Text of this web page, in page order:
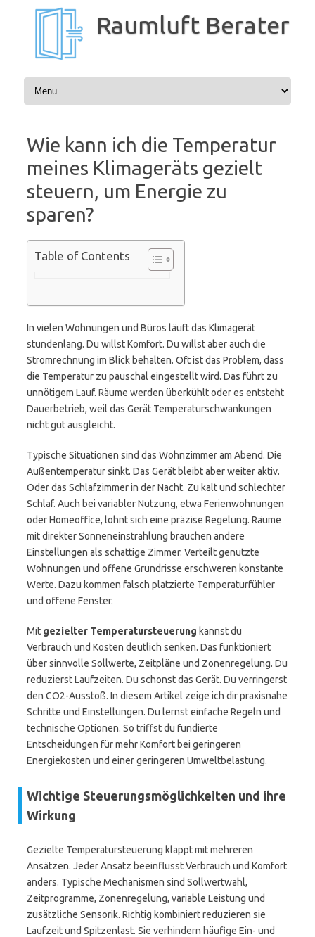
Inhalt
Raumluft Berater
Wie kann ich die Temperatur
meines Klimageräts gezielt
steuern, um Energie zu
sparen?
Table of Contents
In vielen Wohnungen und Büros läuft das Klimagerät
stundenlang. Du willst Komfort. Du willst aber auch die
Stromrechnung im Blick behalten. Oft ist das Problem, dass
die Temperatur zu pauschal eingestellt wird. Das führt zu
unnötigem Lauf. Räume werden überkühlt oder es entsteht
Dauerbetrieb, weil das Gerät Temperaturschwankungen
nicht gut ausgleicht.
Typische Situationen sind das Wohnzimmer am Abend. Die
Außentemperatur sinkt. Das Gerät bleibt aber weiter aktiv.
Oder das Schlafzimmer in der Nacht. Zu kalt und schlechter
Schlaf. Auch bei variabler Nutzung, etwa Ferienwohnungen
oder Homeoffice, lohnt sich eine präzise Regelung. Räume
mit direkter Sonneneinstrahlung brauchen andere
Einstellungen als schattige Zimmer. Verteilt genutzte
Wohnungen und offene Grundrisse erschweren konstante
Werte. Dazu kommen falsch platzierte Temperaturfühler
und offene Fenster.
Mit gezielter Temperatursteuerung kannst du
Verbrauch und Kosten deutlich senken. Das funktioniert
über sinnvolle Sollwerte, Zeitpläne und Zonenregelung. Du
reduzierst Laufzeiten. Du schonst das Gerät. Du verringerst
den CO2-Ausstoß. In diesem Artikel zeige ich dir praxisnahe
Schritte und Einstellungen. Du lernst einfache Regeln und
technische Optionen. So triffst du fundierte
Entscheidungen für mehr Komfort bei geringeren
Energiekosten und einer geringeren Umweltbelastung.
Wichtige Steuerungsmöglichkeiten und ihre
Wirkung
Gezielte Temperatursteuerung klappt mit mehreren
Ansätzen. Jeder Ansatz beeinflusst Verbrauch und Komfort
anders. Typische Mechanismen sind Sollwertwahl,
Zeitprogramme, Zonenregelung, variable Leistung und
zusätzliche Sensorik. Richtig kombiniert reduzieren sie
Laufzeit und Spitzenlast. Sie verhindern häufige Ein- und